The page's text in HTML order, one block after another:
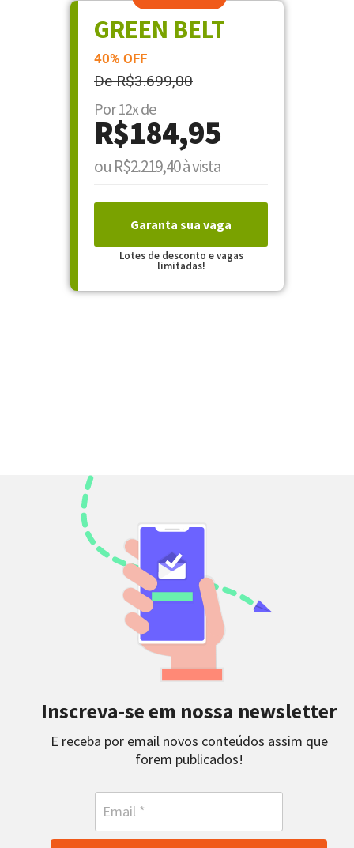
GREEN BELT
40% OFF
De R$3.699,00
Por 12x de
R$184,95
ou R$2.219,40 à vista
Garanta sua vaga
Lotes de desconto e vagas
limitadas!
Inscreva-se em nossa newsletter
E receba por email novos conteúdos assim que
forem publicados!